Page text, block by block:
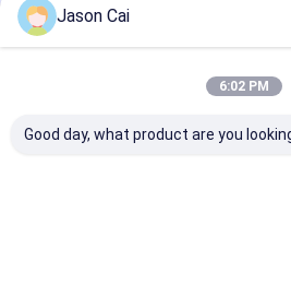
Jason Cai
6:02 PM
Good day, what product are you